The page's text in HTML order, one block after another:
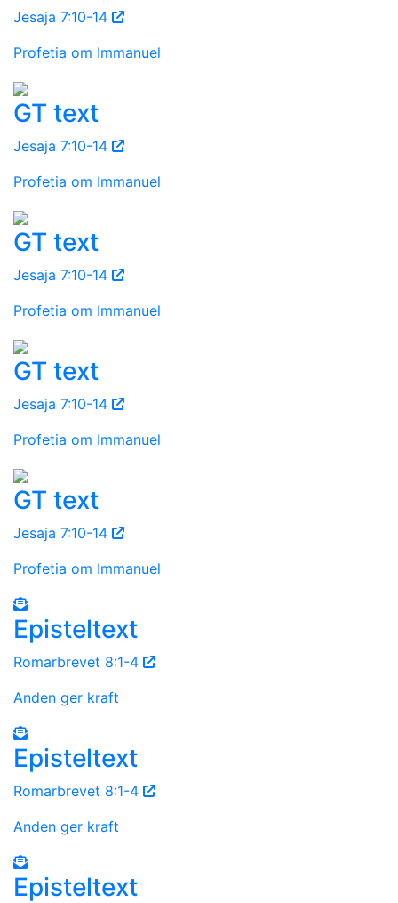
Jesaja 7:10-14
Profetia om Immanuel
GT text
Jesaja 7:10-14
Profetia om Immanuel
GT text
Jesaja 7:10-14
Profetia om Immanuel
GT text
Jesaja 7:10-14
Profetia om Immanuel
GT text
Jesaja 7:10-14
Profetia om Immanuel
Episteltext
Romarbrevet 8:1-4
Anden ger kraft
Episteltext
Romarbrevet 8:1-4
Anden ger kraft
Episteltext